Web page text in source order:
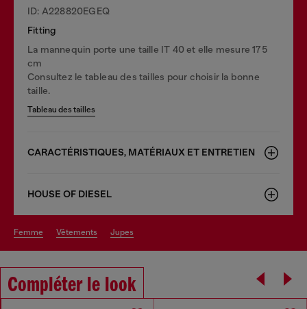
ID: A228820EGEQ
Fitting
La mannequin porte une taille IT 40 et elle mesure 175
cm
Consultez le tableau des tailles pour choisir la bonne
taille.
Tableau des tailles
CARACTÉRISTIQUES, MATÉRIAUX ET ENTRETIEN
HOUSE OF DIESEL
femme vêtements jupes
Compléter le look